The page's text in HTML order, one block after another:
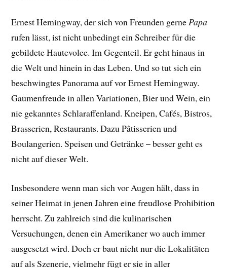
Ernest Hemingway, der sich von Freunden gernePapa
rufen lässt, ist nicht unbedingt ein Schreiber für die
gebildete Hautevolee. Im Gegenteil. Er geht hinaus in
die Welt und hinein in das Leben. Und so tut sich ein
beschwingtes Panorama auf vor Ernest Hemingway.
Gaumenfreude in allen Variationen, Bier und Wein, ein
nie gekanntes Schlaraffenland. Kneipen, Cafés, Bistros,
Brasserien, Restaurants. Dazu Pâtisserien und
Boulangerien. Speisen und Getränke – besser geht es
nicht auf dieser Welt.
Insbesondere wenn man sich vor Augen hält, dass in
seiner Heimat in jenen Jahren eine freudlose Prohibition
herrscht. Zu zahlreich sind die kulinarischen
Versuchungen, denen ein Amerikaner wo auch immer
ausgesetzt wird. Doch er baut nicht nur die Lokalitäten
auf als Szenerie, vielmehr fügt er sie in aller